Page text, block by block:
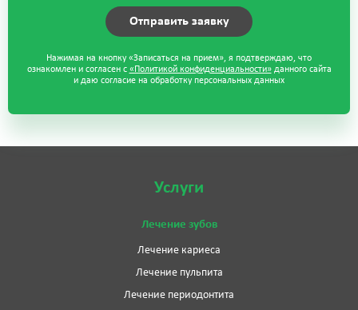
Нажимая на кнопку «Записаться на прием», я подтверждаю, что
ознакомлен и согласен с «Политикой конфиденциальности»данного сайта
и даю согласие на обработку персональных данных
Услуги
Лечение зубов
Лечение кариеса
Лечение пульпита
Лечение периодонтита